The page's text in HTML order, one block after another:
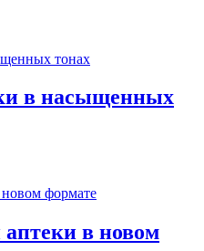
в насыщенных
в новом